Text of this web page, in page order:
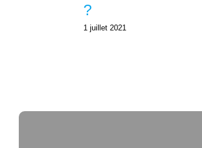
?
1 juillet 2021